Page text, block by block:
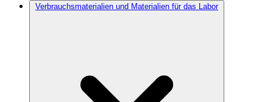
Verbrauchsmaterialien und Materialien für das Labor